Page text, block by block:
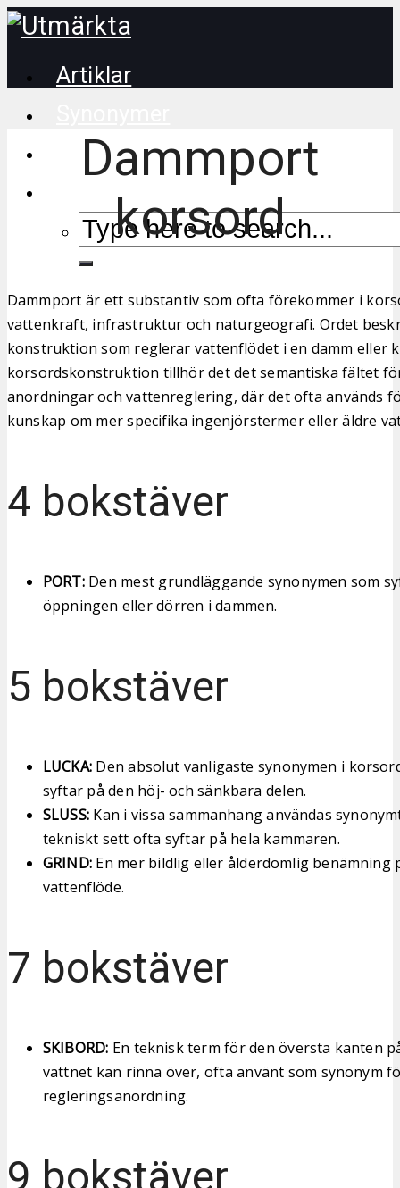
Artiklar
Korsordstips
Dammport
korsord
Dammport är ett substantiv som ofta förekommer i
vattenkraft, infrastruktur och naturgeografi. Ordet
konstruktion som reglerar vattenflödet i en damm eller
korsordskonstruktion tillhör det det semantiska fältet
anordningar och vattenreglering, där det ofta används
kunskap om mer specifika ingenjörstermer eller äldre
4 bokstäver
PORT:Den mest grundläggande synonymen som
öppningen eller dörren i dammen.
5 bokstäver
LUCKA:Den absolut vanligaste synonymen i
syftar på den höj- och sänkbara delen.
SLUSS:Kan i vissa sammanhang användas
tekniskt sett ofta syftar på hela kammaren.
GRIND:En mer bildlig eller ålderdomlig benämning
vattenflöde.
7 bokstäver
SKIBORD: En teknisk term för den översta kanten
vattnet kan rinna över, ofta använt som synonym
regleringsanordning.
9 bokstäver